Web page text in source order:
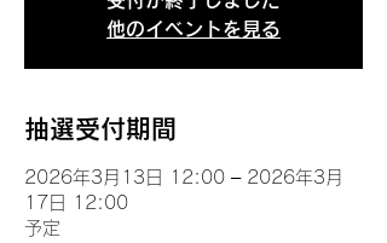
他のイベントを見る
抽選受付期間
2026年3月13日 12:00 – 2026年3月
17日 12:00
予定